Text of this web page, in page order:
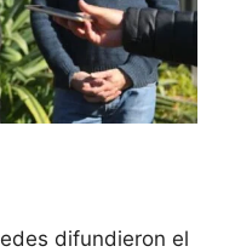
difundieron el